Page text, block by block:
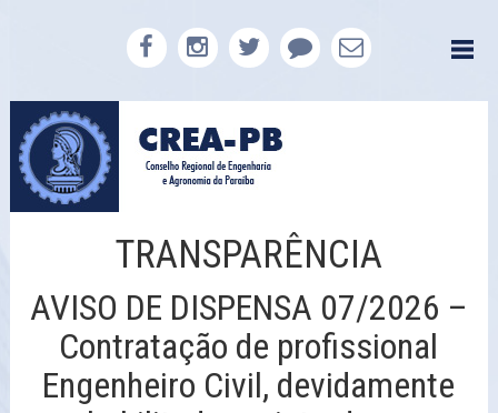
TRANSPARÊNCIA
AVISO DE DISPENSA 07/2026 –
Contratação de profissional
Engenheiro Civil, devidamente